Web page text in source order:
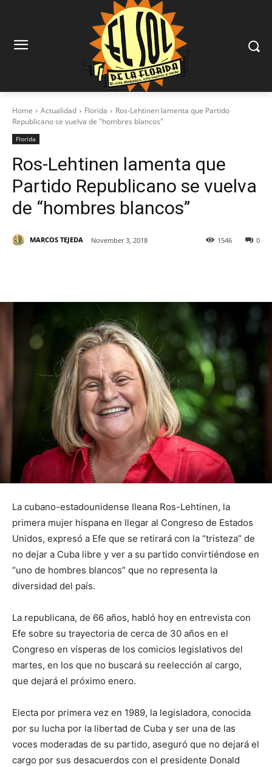
Home Actualidad Florida
Ros-Lehtinen lamenta que Partido
Republicano se vuelva de "hombres blancos"
Florida
Ros-Lehtinen lamenta que
Partido Republicano se vuelva
de “hombres blancos”
MARCOS TEJEDA November 3, 2018 0
1546
La cubano-estadounidense Ileana Ros-Lehtinen, la
primera mujer hispana en llegar al Congreso de Estados
Unidos, expresó a Efe que se retirará con la “tristeza” de
no dejar a Cuba libre y ver a su partido convirtiéndose en
“uno de hombres blancos” que no representa la
diversidad del país.
La republicana, de 66 años, habló hoy en entrevista con
Efe sobre su trayectoria de cerca de 30 años en el
Congreso en vísperas de los comicios legislativos del
martes, en los que no buscará su reelección al cargo,
que dejará el próximo enero.
Electa por primera vez en 1989, la legisladora, conocida
por su lucha por la libertad de Cuba y ser una de las
voces moderadas de su partido, aseguró que no dejará el
cargo por sus desacuerdos con el presidente Donald